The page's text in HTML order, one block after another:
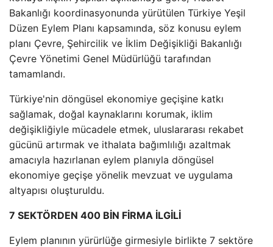
Bakanlığı koordinasyonunda yürütülen Türkiye Yeşil
Düzen Eylem Planı kapsamında, söz konusu eylem
planı Çevre, Şehircilik ve İklim Değişikliği Bakanlığı
Çevre Yönetimi Genel Müdürlüğü tarafından
tamamlandı.
Türkiye'nin döngüsel ekonomiye geçişine katkı
sağlamak, doğal kaynaklarını korumak, iklim
değişikliğiyle mücadele etmek, uluslararası rekabet
gücünü artırmak ve ithalata bağımlılığı azaltmak
amacıyla hazırlanan eylem planıyla döngüsel
ekonomiye geçişe yönelik mevzuat ve uygulama
altyapısı oluşturuldu.
7 SEKTÖRDEN 400 BİN FİRMA İLGİLİ
Eylem planının yürürlüğe girmesiyle birlikte 7 sektöre